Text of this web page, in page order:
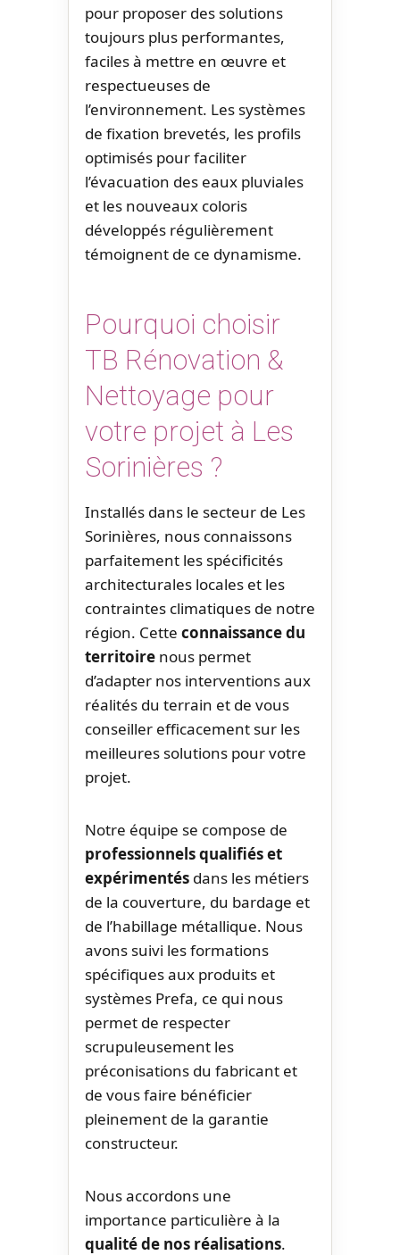
pour proposer des solutions
toujours plus performantes,
faciles à mettre en œuvre et
respectueuses de
l’environnement. Les systèmes
de fixation brevetés, les profils
optimisés pour faciliter
l’évacuation des eaux pluviales
et les nouveaux coloris
développés régulièrement
témoignent de ce dynamisme.
Pourquoi choisir
TB Rénovation &
Nettoyage pour
votre projet à Les
Sorinières ?
Installés dans le secteur de Les
Sorinières, nous connaissons
parfaitement les spécificités
architecturales locales et les
contraintes climatiques de notre
région. Cette connaissance du
territoire nous permet
d’adapter nos interventions aux
réalités du terrain et de vous
conseiller efficacement sur les
meilleures solutions pour votre
projet.
Notre équipe se compose de
professionnels qualifiés et
expérimentés dans les métiers
de la couverture, du bardage et
de l’habillage métallique. Nous
avons suivi les formations
spécifiques aux produits et
systèmes Prefa, ce qui nous
permet de respecter
scrupuleusement les
préconisations du fabricant et
de vous faire bénéficier
pleinement de la garantie
constructeur.
Nous accordons une
importance particulière à la
qualité de nos réalisations.